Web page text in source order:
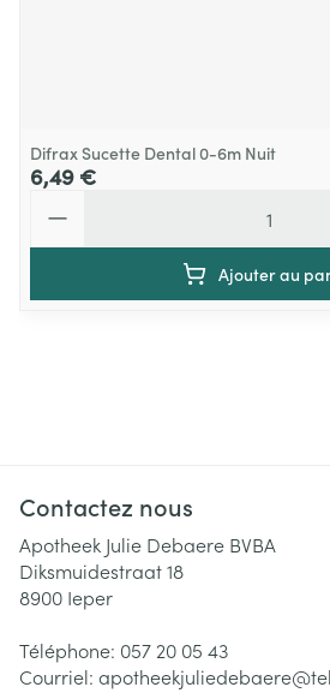
Difrax Sucette Dental 0-6m Nuit
6,49 €
Ajouter au
Contactez nous
Apotheek Julie Debaere BVBA
Diksmuidestraat 18
8900 Ieper
Téléphone: 057 20 05 43
Courriel: apotheekjuliedebaere@